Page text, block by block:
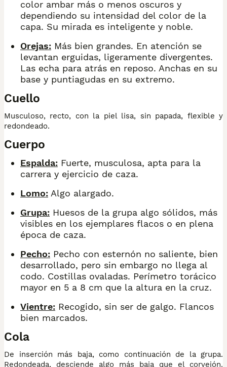
color ambar más o menos oscuros y
dependiendo su intensidad del color de la
capa. Su mirada es inteligente y noble.
Orejas: Más bien grandes. En atención se
levantan erguidas, ligeramente divergentes.
Las echa para atrás en reposo. Anchas en su
base y puntiagudas en su extremo.
Cuello
Musculoso, recto, con la piel lisa, sin papada, flexible y
redondeado.
Cuerpo
Espalda: Fuerte, musculosa, apta para la
carrera y ejercicio de caza.
Lomo: Algo alargado.
Grupa: Huesos de la grupa algo sólidos, más
visibles en los ejemplares flacos o en plena
época de caza.
Pecho: Pecho con esternón no saliente, bien
desarrollado, pero sin embargo no llega al
codo. Costillas ovaladas. Perímetro torácico
mayor en 5 a 8 cm que la altura en la cruz.
Vientre: Recogido, sin ser de galgo. Flancos
bien marcados.
Cola
De inserción más baja, como continuación de la grupa.
Redondeada, desciende algo más baja que el corvejón.